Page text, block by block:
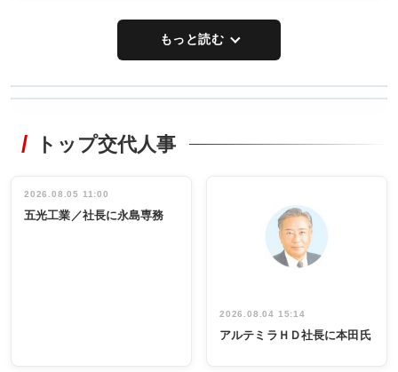
もっと読む
非鉄業界で
インタビュ
ー／社内ア
タックトレー
祝う 業界関
係者ら220人
出席
トップ交代人事
2026.08.05 11:00
五光工業／社長に永島専務
2026.08.04 15:14
アルテミラＨＤ社長に本田氏